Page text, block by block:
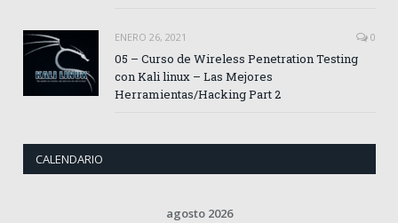
ENERO 26, 2021 0
05 – Curso de Wireless Penetration Testing
con Kali linux – Las Mejores
Herramientas/Hacking Part 2
CALENDARIO
agosto 2026